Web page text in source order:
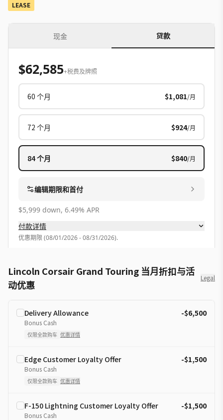
LEASE
现金 贷款
$62,585+税费及牌照
60 个月 $1,081/月
72 个月 $924/月
84个月 $840/月
编辑期限和首付
$5,999 down, 6.49% APR
付款详情
优惠期限 (08/01/2026 - 08/31/2026).
Lincoln Corsair Grand Touring 当月折扣与活
动优惠
Legal
Delivery Allowance
Bonus Cash
仅限全款购车 优惠详情
-$6,500
Edge Customer Loyalty Offer
Bonus Cash
仅限全款购车 优惠详情
-$1,500
F-150 Lightning Customer Loyalty Offer
Bonus Cash
-$1,500